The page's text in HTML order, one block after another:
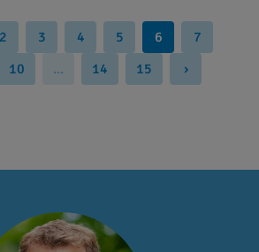
2 3 4 5 6
7
10 ... 14 15 ›